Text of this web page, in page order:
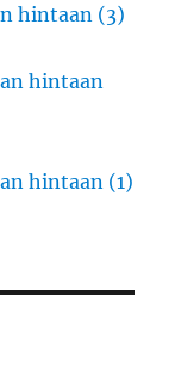
hintaan (3)
hintaan
hintaan (1)